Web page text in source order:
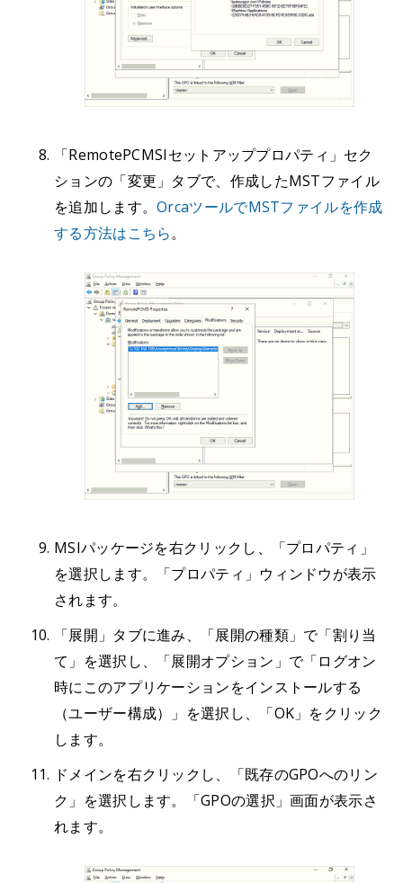
「RemotePCMSIセットアッププロパティ」セク
ションの「変更」タブで、作成したMSTファイル
を追加します。OrcaツールでMSTファイルを作成
する方法はこちら。
MSIパッケージを右クリックし、「プロパティ」
を選択します。「プロパティ」ウィンドウが表示
されます。
「展開」タブに進み、「展開の種類」で「割り当
て」を選択し、「展開オプション」で「ログオン
時にこのアプリケーションをインストールする
（ユーザー構成）」を選択し、「OK」をクリック
します。
ドメインを右クリックし、「既存のGPOへのリン
ク」を選択します。「GPOの選択」画面が表示さ
れます。